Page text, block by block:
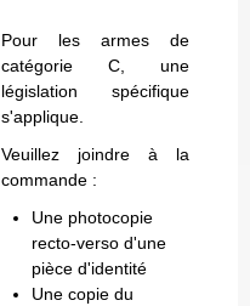
Pour les armes de
catégorie C, une
législation spécifique
s'applique.
Veuillez joindre à la
commande :
Une photocopie
recto-verso d'une
pièce d'identité
Une copie du